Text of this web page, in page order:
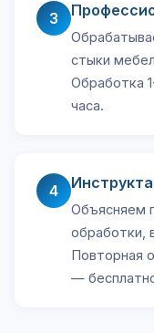
3
стыки
Обработка
часа.
4
Объясняем
обработки,
Повторная
—